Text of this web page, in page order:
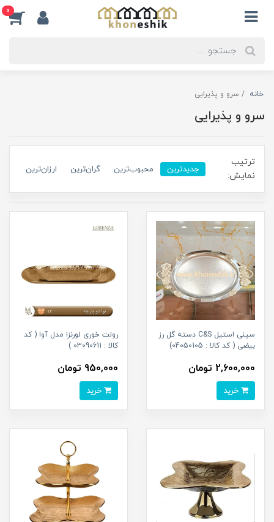
0
خانه سرو و پذیرایی
سرو و پذیرایی
ترتیب
نمایش:
جدیدترین محبوب‌ترین گران‌ترین ارزان‌ترین
سینی استیل C&S دسته گل رز
بیضی ( کد کالا : 04050105)
2,600,000 تومان
رولت خوری لورنزا مدل آوا ( کد
کالا : 03090611 )
950,000 تومان